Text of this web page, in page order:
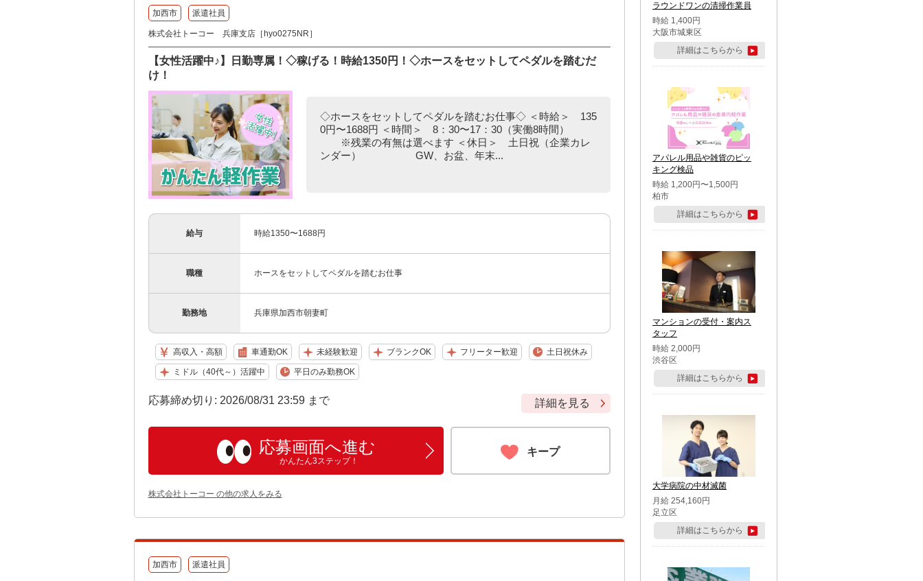
加西市 派遣社員
株式会社トーコー 兵庫支店［hyo0275NR］
【女性活躍中♪】日勤専属！◇稼げる！時給1350円！◇ホースをセットしてペダルを踏むだ
け！
◇ホースをセットしてペダルを踏むお仕事◇ ＜時給＞ 135
0円〜1688円 ＜時間＞ 8：30〜17：30（実働8時間）
※残業の有無は選べます ＜休日＞ 土日祝（企業カレ
ンダー） GW、お盆、年末...
給与 時給1350〜1688円
職種 ホースをセットしてペダルを踏むお仕事
勤務地 兵庫県加西市朝妻町
高収入・高額 車通勤OK 未経験歓迎 ブランクOK フリーター歓迎 土日祝休み
ミドル（40代～）活躍中 平日のみ勤務OK
応募締め切り: 2026/08/31 23:59 まで 詳細を見る
応募画面へ進む
かんたん3ステップ！
キープ
株式会社トーコー の他の求人をみる
加西市 派遣社員
ラウンドワンの清掃作業員
時給 1,400円
大阪市城東区
詳細はこちらから
アパレル用品や雑貨のピッ
キング検品
時給 1,200円〜1,500円
柏市
詳細はこちらから
マンションの受付・案内ス
タッフ
時給 2,000円
渋谷区
詳細はこちらから
大学病院の中材滅菌
月給 254,160円
足立区
詳細はこちらから